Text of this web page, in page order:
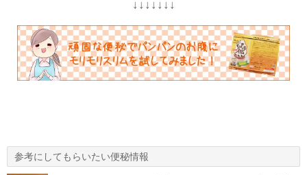
↓↓↓↓↓↓↓
参考にしてもらいたい便秘情報